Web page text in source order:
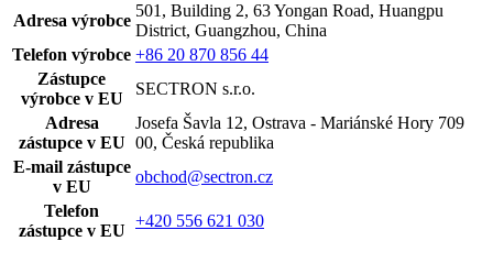
Adresa výrobce
501, Building 2, 63 Yongan Road, Huangpu
District, Guangzhou, China
Telefon výrobce +86 20 870 856 44
Zástupce
výrobce v EU
SECTRON s.r.o.
Adresa
zástupce v EU
Josefa Šavla 12, Ostrava - Mariánské Hory 709
00, Česká republika
E-mail zástupce
v EU
obchod@sectron.cz
Telefon
zástupce v EU
+420 556 621 030